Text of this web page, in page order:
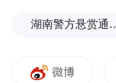
湖南警方悬赏通缉27岁卖淫